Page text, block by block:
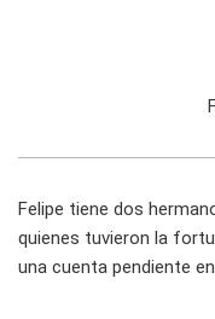
Felipe tiene dos
quienes tuvieron la
una cuenta pendiente